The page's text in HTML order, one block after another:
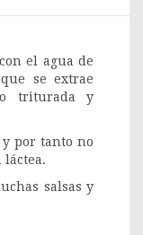
el agua de
se extrae
triturada y
y por tanto no
salsas y